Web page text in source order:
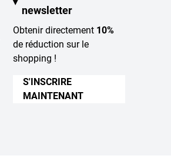
newsletter
Obtenir directement 10%
de réduction sur le
shopping !
S'INSCRIRE
MAINTENANT